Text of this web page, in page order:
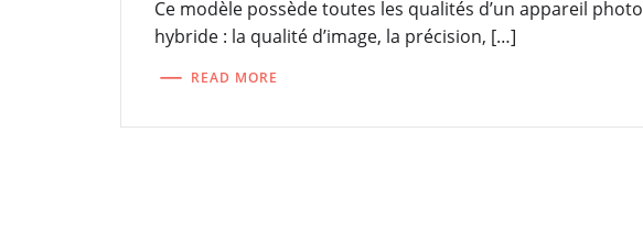
Ce modèle possède toutes les qualités d’un appareil photo
hybride : la qualité d’image, la précision, […]
READ MORE